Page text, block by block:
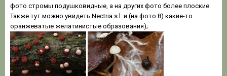
фото стромы подушковидные, а на других фото более плоские.
Также тут можно увидеть Nectria s.l. и (на фото 8) какие-то
оранжеватые желатинистые образования);